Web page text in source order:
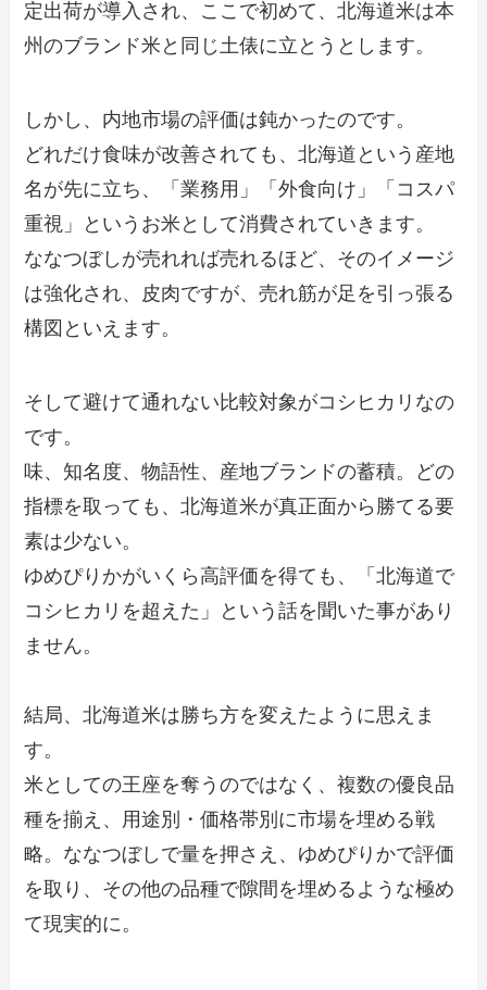
定出荷が導入され、ここで初めて、北海道米は本
州のブランド米と同じ土俵に立とうとします。
しかし、内地市場の評価は鈍かったのです。
どれだけ食味が改善されても、北海道という産地
名が先に立ち、「業務用」「外食向け」「コスパ
重視」というお米として消費されていきます。
ななつぼしが売れれば売れるほど、そのイメージ
は強化され、皮肉ですが、売れ筋が足を引っ張る
構図といえます。
そして避けて通れない比較対象がコシヒカリなの
です。
味、知名度、物語性、産地ブランドの蓄積。どの
指標を取っても、北海道米が真正面から勝てる要
素は少ない。
ゆめぴりかがいくら高評価を得ても、「北海道で
コシヒカリを超えた」という話を聞いた事があり
ません。
結局、北海道米は勝ち方を変えたように思えま
す。
米としての王座を奪うのではなく、複数の優良品
種を揃え、用途別・価格帯別に市場を埋める戦
略。ななつぼしで量を押さえ、ゆめぴりかで評価
を取り、その他の品種で隙間を埋めるような極め
て現実的に。